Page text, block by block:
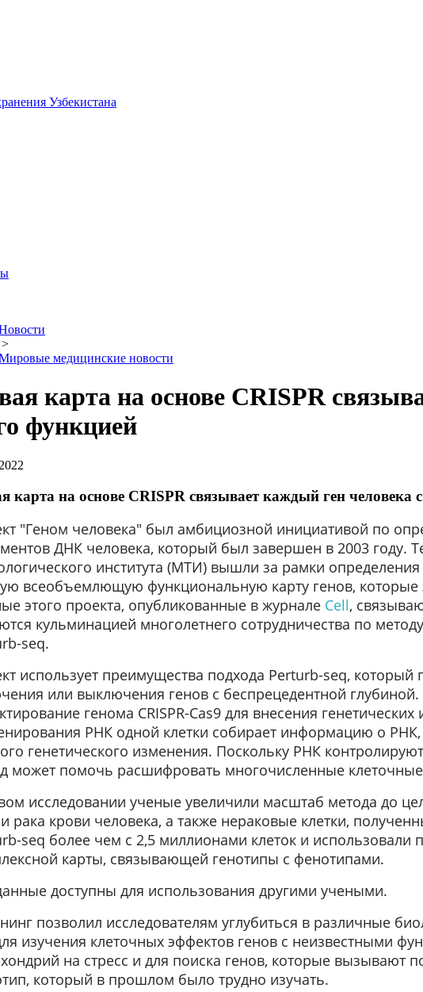
Узбекистана
>
медицинские новости
карта на основе CRISPR
функцией
карта на основе CRISPR связывает каждый ген человека
"Геном человека" был амбициозной инициативой по
ДНК человека, который был завершен в 2003 году.
института (МТИ) вышли за рамки
всеобъемлющую функциональную карту генов, которые
этого проекта, опубликованные в журнале Cell,
кульминацией многолетнего сотрудничества по
seq.
использует преимущества подхода Perturb-seq, который
или выключения генов с беспрецедентной
генома CRISPR-Cas9 для внесения
РНК одной клетки собирает информацию о РНК,
генетического изменения. Поскольку РНК
может помочь расшифровать многочисленные
исследовании ученые увеличили масштаб метода до
рака крови человека, а также нераковые клетки,
seq более чем с 2,5 миллионами клеток и использовали
карты, связывающей генотипы с фенотипами.
доступны для использования другими учеными.
позволил исследователям углубиться в различные
изучения клеточных эффектов генов с неизвестными
на стресс и для поиска генов, которые вызывают
который в прошлом было трудно изучать.